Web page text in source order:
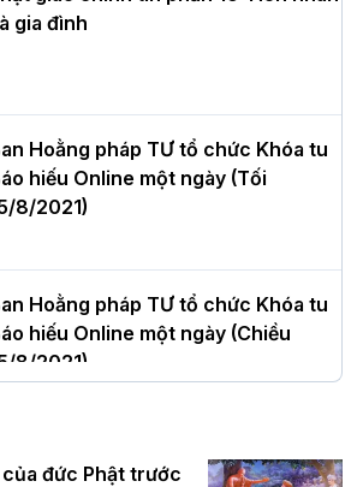
Tùng tái đắc
thành phố Hải
– 2031
Chính được suy
sự GHPGVN tỉnh
hạ Bồ Đề trang
an cư PL.2570 –
gia đình
Hoằng pháp TƯ tổ chức Khóa tu
hiếu Online một ngày (Tối
8/2021)
Hoằng pháp TƯ tổ chức Khóa tu
hiếu Online một ngày (Chiều
8/2021)
Ban Hoằng pháp TƯ tổ chức Khóa tu
đức Phật trước